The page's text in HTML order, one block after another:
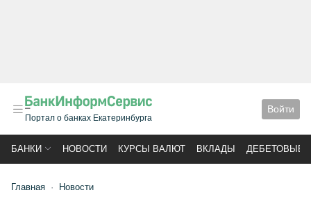
Портал о банках Екатеринбурга
Войти
БАНКИ НОВОСТИ КУРСЫ ВАЛЮТ ВКЛАДЫ ДЕБЕТОВЫЕ
Главная Новости